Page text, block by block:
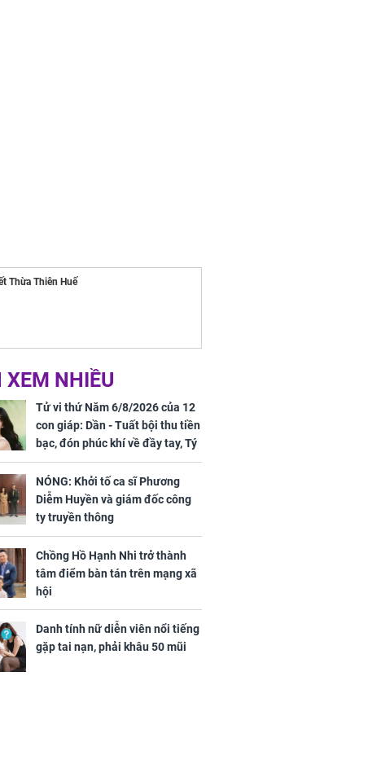
Thừa Thiên Huế
XEM NHIỀU
Tử vi thứ Năm 6/8/2026 của 12
con giáp: Dần - Tuất bội thu tiền
bạc, đón phúc khí về đầy tay, Tý
- Mão công việc khó khăn, tiền
bạc đội nón ra đi
NÓNG: Khởi tố ca sĩ Phương
Diễm Huyền và giám đốc công
ty truyền thông
Chồng Hồ Hạnh Nhi trở thành
tâm điểm bàn tán trên mạng xã
hội
Danh tính nữ diễn viên nổi tiếng
gặp tai nạn, phải khâu 50 mũi